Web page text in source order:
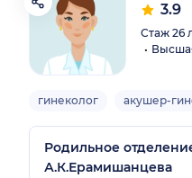
3.9
Стаж 26
гинеколог акушер-
Родильное
А.К.Ерамишанцева